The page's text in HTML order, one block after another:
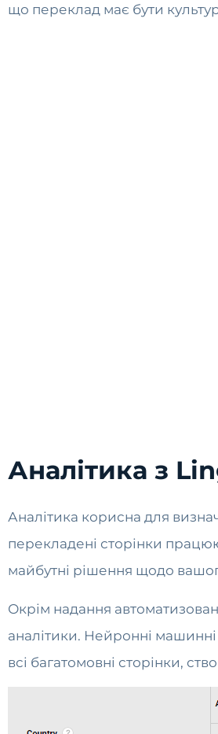
що переклад має бути
Аналітика з
Аналітика корисна для
перекладені сторінки
майбутні рішення щодо
Окрім надання
аналітики. Нейронні машинні
всі багатомовні сторінки,